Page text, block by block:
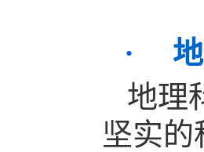
· 地
地理
坚实